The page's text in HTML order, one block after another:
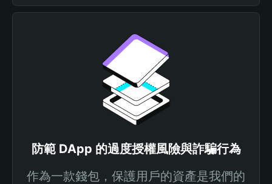
防範 DApp 的過度授權風險與詐騙行為
作為一款錢包，保護用戶的資產是我們的